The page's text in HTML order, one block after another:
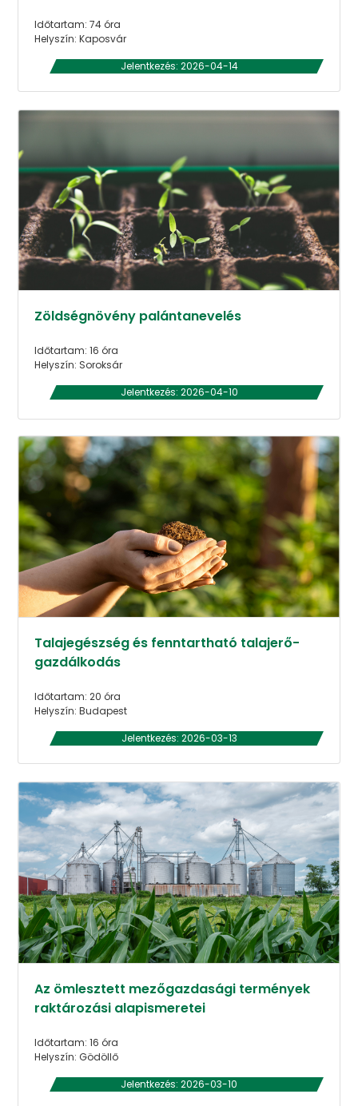
Időtartam: 74 óra
Helyszín: Kaposvár
Jelentkezés: 2026-04-14
Zöldségnövény palántanevelés
Időtartam: 16 óra
Helyszín: Soroksár
Jelentkezés: 2026-04-10
Talajegészség és fenntartható talajerő-
gazdálkodás
Időtartam: 20 óra
Helyszín: Budapest
Jelentkezés: 2026-03-13
Az ömlesztett mezőgazdasági termények
raktározási alapismeretei
Időtartam: 16 óra
Helyszín: Gödöllő
Jelentkezés: 2026-03-10